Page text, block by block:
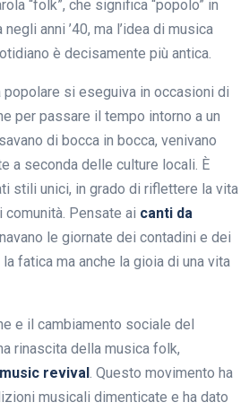
“folk”, che significa “popolo” in
anni ’40, ma l’idea di musica
è decisamente più antica.
popolare si eseguiva in occasioni di
per passare il tempo intorno a un
di bocca in bocca, venivano
a seconda delle culture locali. È
stili unici, in grado di riflettere la vita
Pensate ai canti da
le giornate dei contadini e dei
fatica ma anche la gioia di una vita
e il cambiamento sociale del
rinascita della musica folk,
revival . Questo movimento ha
musicali dimenticate e ha dato